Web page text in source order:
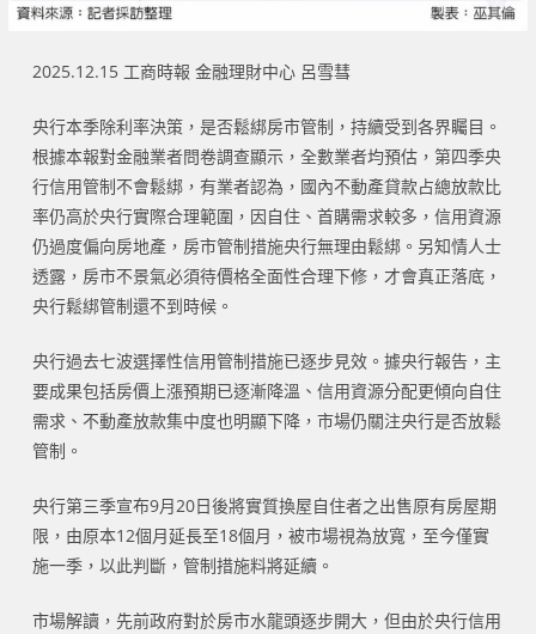
2025.12.15 工商時報 金融理財中心 呂雪彗
央行本季除利率決策，是否鬆綁房市管制，持續受到各界矚目。
根據本報對金融業者問卷調查顯示，全數業者均預估，第四季央
行信用管制不會鬆綁，有業者認為，國內不動產貸款占總放款比
率仍高於央行實際合理範圍，因自住、首購需求較多，信用資源
仍過度偏向房地產，房市管制措施央行無理由鬆綁。另知情人士
透露，房市不景氣必須待價格全面性合理下修，才會真正落底，
央行鬆綁管制還不到時候。
央行過去七波選擇性信用管制措施已逐步見效。據央行報告，主
要成果包括房價上漲預期已逐漸降溫、信用資源分配更傾向自住
需求、不動產放款集中度也明顯下降，市場仍關注央行是否放鬆
管制。
央行第三季宣布9月20日後將實質換屋自住者之出售原有房屋期
限，由原本12個月延長至18個月，被市場視為放寬，至今僅實
施一季，以此判斷，管制措施料將延續。
市場解讀，先前政府對於房市水龍頭逐步開大，但由於央行信用